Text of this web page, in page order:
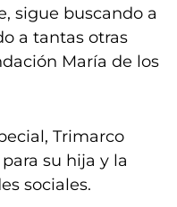
sigue buscando a
a tantas otras
María de los
Trimarco
su hija y la
sociales.